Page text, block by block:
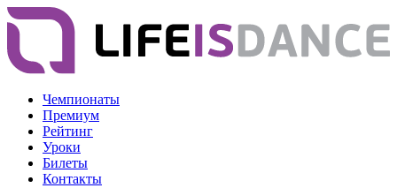
Чемпионаты
Премиум
Рейтинг
Уроки
Билеты
Контакты